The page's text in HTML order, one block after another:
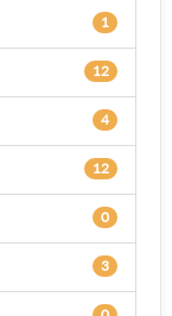
1
12
4
12
0
3